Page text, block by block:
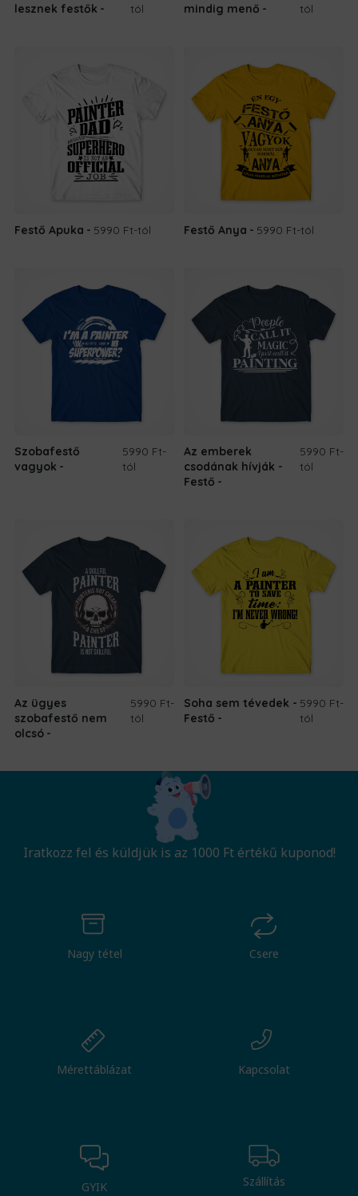
lesznek festők
tól
mindig menő
tól
Festő Apuka 5990 Ft-tól Festő Anya 5990 Ft-tól
Szobafestő
vagyok
5990 Ft-
tól
Az emberek
csodának hívják -
Festő
5990 Ft-
tól
Az ügyes
szobafestő nem
olcsó
5990 Ft-
tól
Soha sem tévedek -
Festő
5990 Ft-
tól
Iratkozz fel és küldjük is az 1000 Ft értékű kuponod!
Nagy tétel Csere
Mérettáblázat Kapcsolat
GYIK Szállítás